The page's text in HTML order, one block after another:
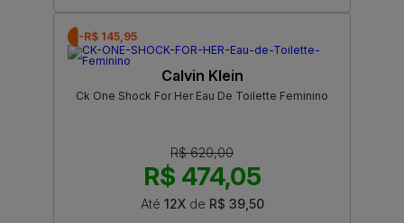
-R$ 145,95
Calvin Klein
Ck One Shock For Her Eau De Toilette Feminino
R$ 620,00
R$ 474,05
Até 12Xde R$ 39,50